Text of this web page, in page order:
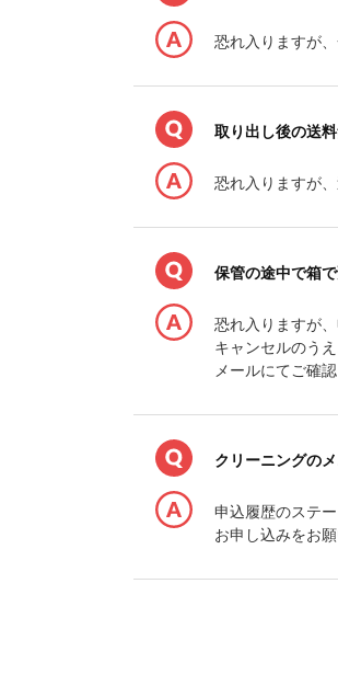
恐れ入りますが
取り出し後の送
恐れ入りますが
保管の途中で箱
恐れ入りますが
キャンセルのう
メールにてご確
クリーニングの
申込履歴のステ
お申し込みをお